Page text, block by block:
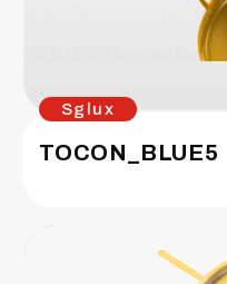
Sglux
TOCON_BLUE5